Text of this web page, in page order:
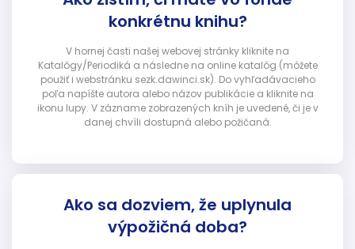
konkrétnu knihu?
V hornej časti našej webovej stránky kliknite na
Katalógy/Periodiká a následne na online katalóg (môžete
použiť i webstránku sezk.dawinci.sk). Do vyhľadávacieho
poľa napíšte autora alebo názov publikácie a kliknite na
ikonu lupy. V zázname zobrazených kníh je uvedené, či je v
danej chvíli dostupná alebo požičaná.
Ako sa dozviem, že uplynula
výpožičná doba?